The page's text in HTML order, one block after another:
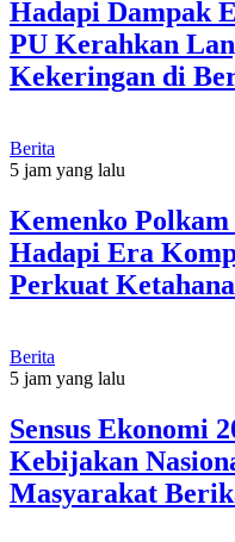
Hadapi Dampak
PU Kerahkan
Kekeringan di
Berita
5 jam yang lalu
Kemenko
Hadapi Era
Perkuat
Berita
5 jam yang lalu
Sensus Ekonomi
Kebijakan
Masyarakat